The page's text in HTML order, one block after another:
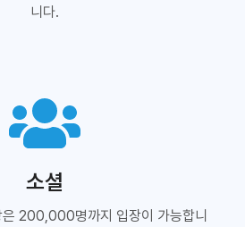
니다.
소셜
은 200,000명까지 입장이 가능합니